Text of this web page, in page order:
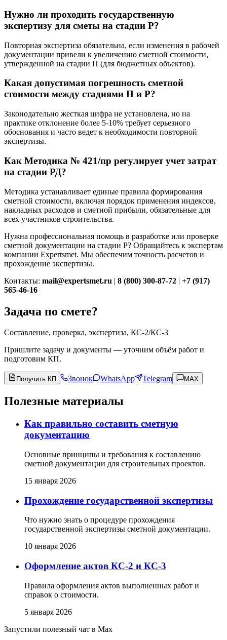
Нужно ли проходить государственную
экспертизу для сметы на стадии Р?
Повторная экспертиза обязательна, если изменения в рабочей
документации привели к увеличению сметной стоимости,
утвержденной на стадии П (для бюджетных объектов).
Какая допустимая погрешность сметной
стоимости между стадиями П и Р?
Законодательно жесткая цифра не установлена, но на
практике отклонение более 5-10% требует серьезного
обоснования и часто ведет к необходимости повторной
экспертизы.
Как Методика № 421/пр регулирует учет затрат
на стадии РД?
Методика устанавливает единые правила формирования
сметной стоимости, включая порядок применения индексов,
накладных расходов и сметной прибыли, обязательные для
всех участников строительства.
Нужна профессиональная помощь в разработке или проверке
сметной документации на стадии Р? Обращайтесь к экспертам
компании Expertsmet. Мы обеспечим точность расчетов и
прохождение экспертизы.
Контакты: mail@expertsmet.ru | 8 (800) 300-87-72 | +7 (917)
565-46-16
Задача по смете?
Составление, проверка, экспертиза, КС-2/КС-3
Пришлите задачу и документы — уточним объём работ и
подготовим КП.
Получить КП Звонок WhatsApp Telegram MAX
Полезные материалы
Как правильно составить сметную
документацию
Основные принципы и требования к составлению
сметной документации для строительных проектов.
15 января 2026
Прохождение государственной экспертизы
Что нужно знать о процедуре прохождения
государственной экспертизы сметной документации.
10 января 2026
Оформление актов КС-2 и КС-3
Правила оформления актов выполненных работ и
справок о стоимости.
5 января 2026
Запустили полезный чат в Max